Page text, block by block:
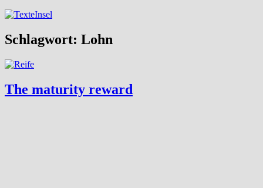
Schlagwort: Lohn
The maturity reward